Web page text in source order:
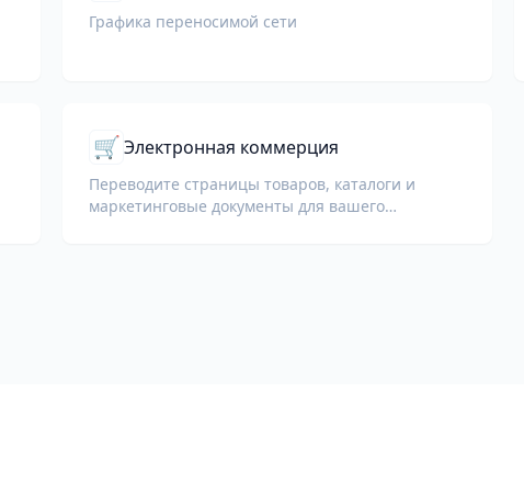
Графика переносимой сети
🛒Электронная коммерция
Переводите страницы товаров, каталоги и
маркетинговые документы для вашего